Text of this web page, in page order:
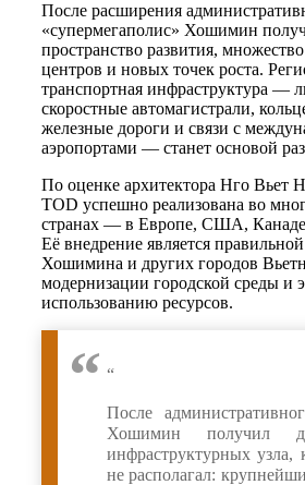
После расширения
«супермегаполис» Хошимин
пространство развития,
центров и новых точек роста.
транспортная инфраструктура —
скоростные автомагистрали,
железные дороги и связи с
аэропортами — станет основой
По оценке архитектора Нго Вьет
TOD успешно реализована во
странах — в Европе, США,
Её внедрение является
Хошимина и других городов
модернизации городской среды и
использованию ресурсов.
“
После
Хошимин получил
инфраструктурных узла,
не располагал: